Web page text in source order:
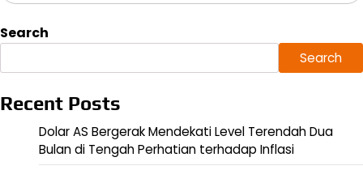
Search
Search
Recent Posts
Dolar AS Bergerak Mendekati Level Terendah Dua
Bulan di Tengah Perhatian terhadap Inflasi